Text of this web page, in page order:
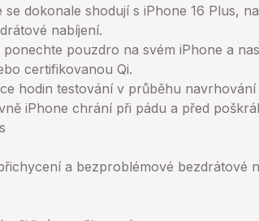
se dokonale shodují s iPhone 16 Plus,
nabíjení.
pouzdro na svém iPhone a
certifikovanou Qi.
hodin testování v průběhu
iPhone chrání při pádu a před
a bezproblémové bezdrátové